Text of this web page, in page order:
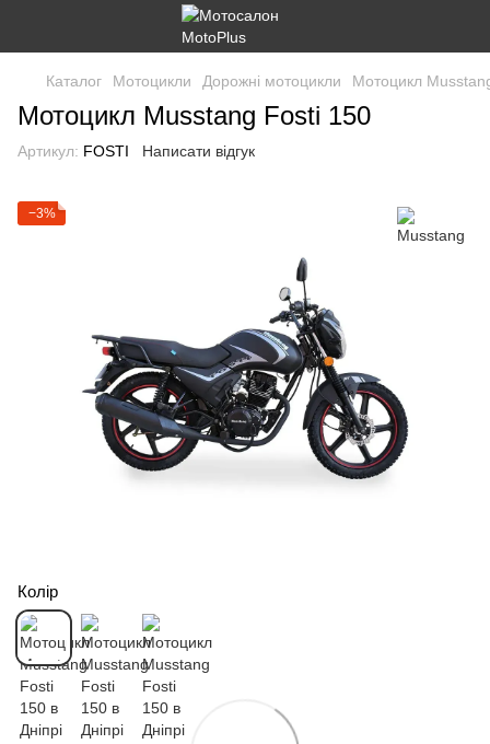
Каталог Мотоцикли Дорожні мотоцикли Мотоцикл
Мотоцикл Musstang Fosti 150
Артикул: FOSTI Написати відгук
−3%
Колір